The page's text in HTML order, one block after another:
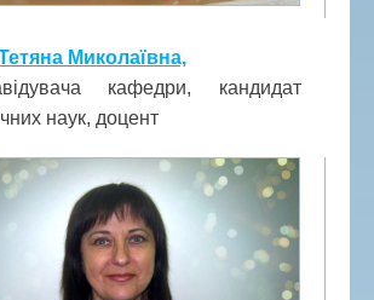
Миколаївна,
кафедри, кандидат
наук, доцент